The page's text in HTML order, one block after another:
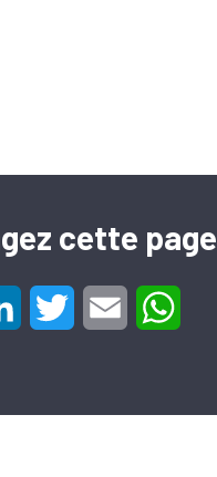
cette page
LinkedIn Twitter Email